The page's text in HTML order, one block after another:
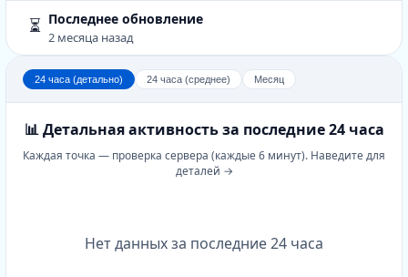
⏳ Последнее обновление
2 месяца назад
24 часа (детально) 24 часа (среднее) Месяц
📊 Детальная активность за последние 24 часа
Каждая точка — проверка сервера (каждые 6 минут). Наведите для
деталей →
Нет данных за последние 24 часа